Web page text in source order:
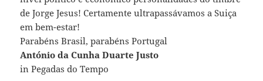
de Jorge Jesus! Certamente ultrapassávamos a Suiça
em bem-estar!
Parabéns Brasil,parabéns Portugal
António da Cunha Duarte Justo
in Pegadas do Tempo